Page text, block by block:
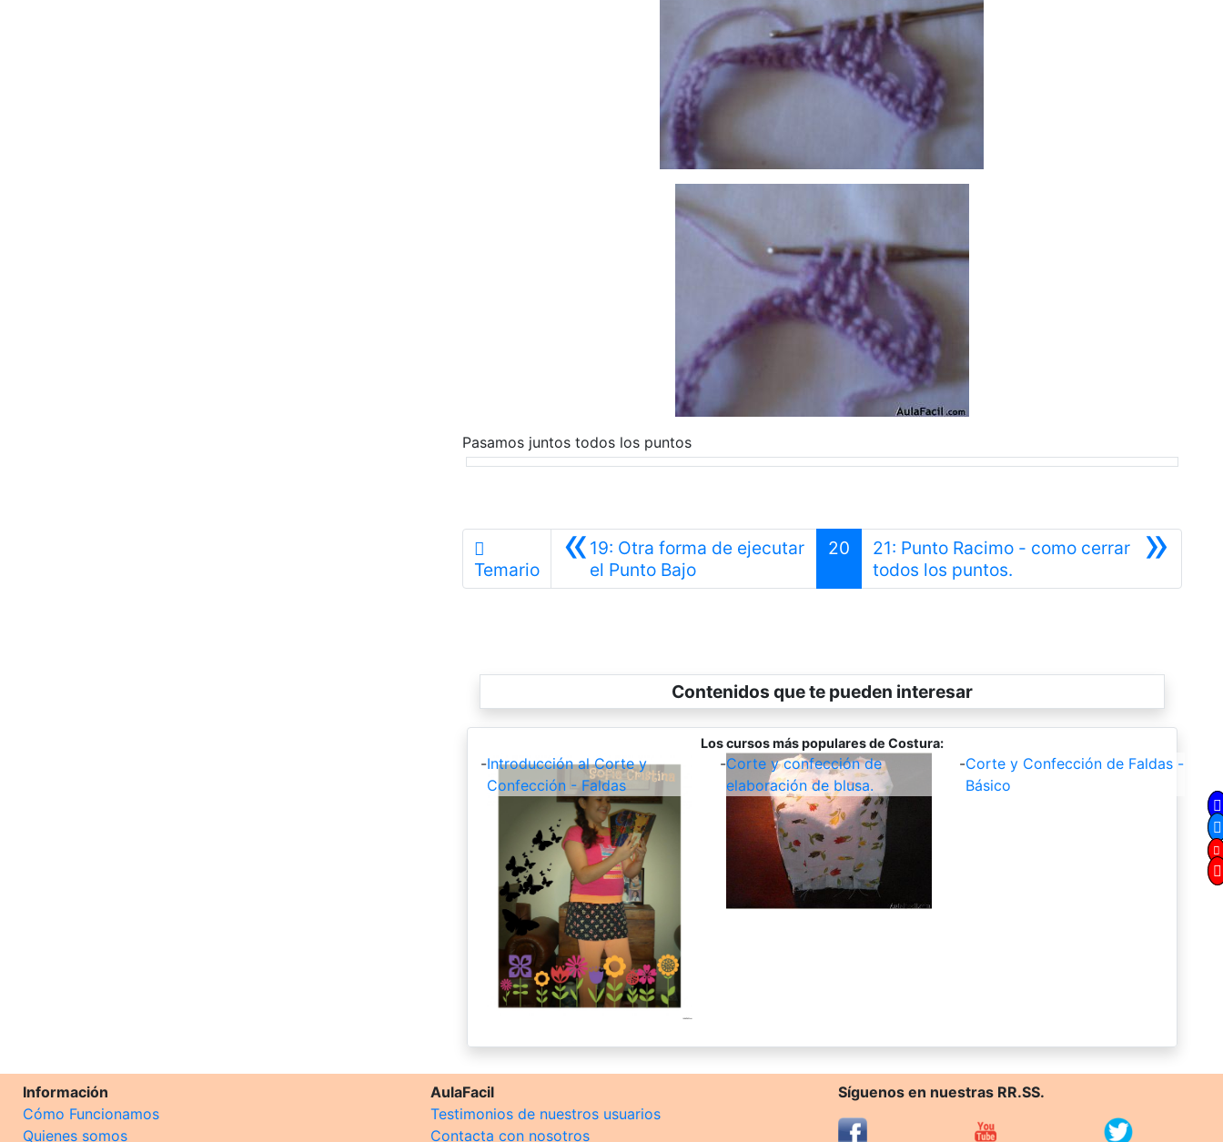
Pasamos juntos todos los puntos
Temario «19: Otra forma de ejecutar
el Punto BajoAnterior
20 »
21: Punto Racimo - como cerrar
todos los puntos.
Contenidos que te pueden interesar
Los cursos más populares de Costura:
-Introducción al Corte y
Confección - Faldas
-Corte y confección de
elaboración de blusa.
-Corte y Confección de Faldas -
Básico
Información
Cómo Funcionamos
Quienes somos
AulaFacil
Testimonios de nuestros usuarios
Contacta con nosotros
Síguenos en nuestras RR.SS.